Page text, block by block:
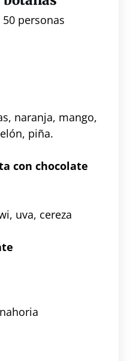
personas
naranja, mango,
piña.
con chocolate
uva, cereza